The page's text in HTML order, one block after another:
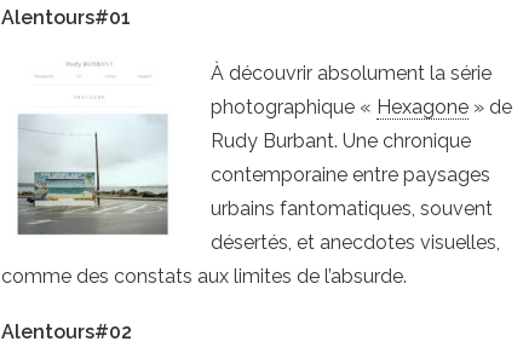
Alentours#01
À découvrir absolument la série
photographique « Hexagone » de
Rudy Burbant. Une chronique
contemporaine entre paysages
urbains fantomatiques, souvent
désertés, et anecdotes visuelles,
comme des constats aux limites de l’absurde.
Alentours#02